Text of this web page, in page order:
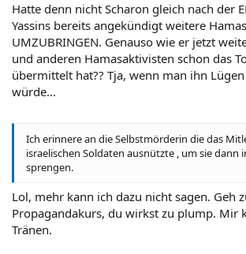
Hatte denn nicht Scharon gleich nach der
Yassins bereits angekündigt weitere
UMZUBRINGEN. Genauso wie er jetzt
und anderen Hamasaktivisten schon das
übermittelt hat?? Tja, wenn man ihn
würde...
Ich erinnere an die Selbstmörderin die das
israelischen Soldaten ausnützte , um sie dann
sprengen.
Lol, mehr kann ich dazu nicht sagen. Geh
Propagandakurs, du wirkst zu plump. Mir
Tränen.